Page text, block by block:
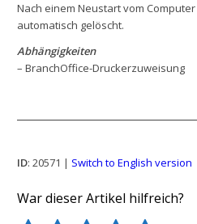
Nach einem Neustart vom
automatisch gelöscht.
Abhängigkeiten
– BranchOffice-Druckerzuweisung
ID: 20571 | Switch to English version
War dieser Artikel hilfreich?